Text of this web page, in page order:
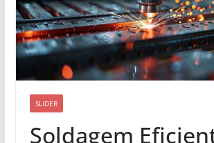
SLIDER
Soldagem